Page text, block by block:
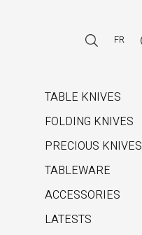
FR
TABLE KNIVES
FOLDING KNIVES
PRECIOUS KNIVES
TABLEWARE
ACCESSORIES
LATESTS